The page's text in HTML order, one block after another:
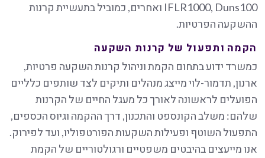
IFLR1000, Duns100 ואחרים, כמוביל בתעשיית קרנות
ההשקעה הפרטיות.
הקמה ותפעול של קרנות השקעה
כמשרד ידוע בתחום הקמת וניהול קרנות השקעה פרטיות,
ארנון, תדמור-לוי מייצג מנהלים ותיקים לצד שותפים כלליים
הפועלים לראשונה לאורך כל מעגל החיים של הקרנות
שלהם: משלב הקונספט והתכנון, דרך ההקמה וגיוס הכספים,
התפעול השוטף ופעילות השקעות הפורטפוליו, ועד לפירוק.
אנו מייעצים בהיבטים משפטיים ורגולטוריים של הקמת